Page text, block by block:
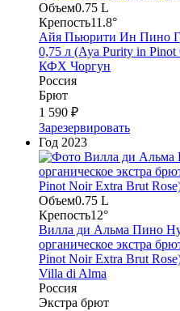
Объем0.75 L
Крепость11.8°
Айя Пьюрити Ин Пино
0,75 л (Aya Purity in Pinot
КФХ Чоргун
Россия
Брют
1 590 ₽
Зарезервировать
Год 2023
Объем0.75 L
Крепость12°
Вилла ди Альма Пино
органическое экстра
Pinot Noir Extra Brut
Villa di Alma
Россия
Экстра брют